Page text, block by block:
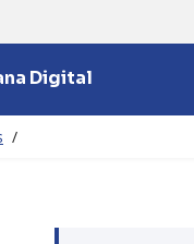
Digital
/